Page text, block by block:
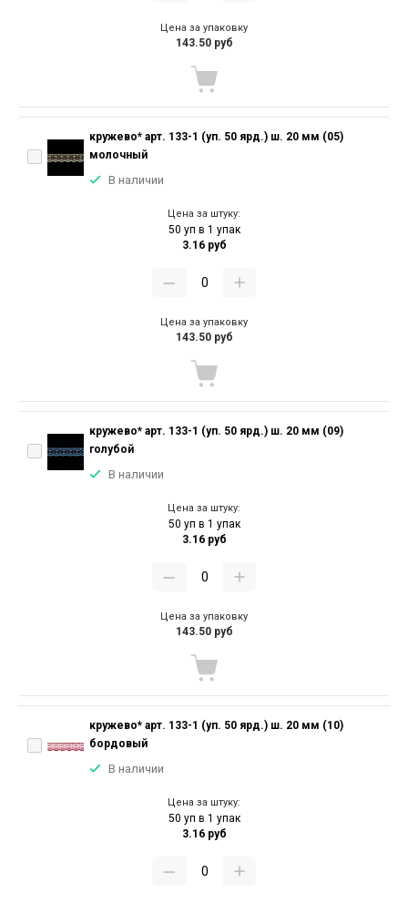
Цена за упаковку
143.50 руб
кружево* арт. 133-1 (уп. 50 ярд.) ш. 20 мм (05)
молочный
В наличии
Цена за штуку:
50 уп в 1 упак
3.16 руб
Цена за упаковку
143.50 руб
кружево* арт. 133-1 (уп. 50 ярд.) ш. 20 мм (09)
голубой
В наличии
Цена за штуку:
50 уп в 1 упак
3.16 руб
Цена за упаковку
143.50 руб
кружево* арт. 133-1 (уп. 50 ярд.) ш. 20 мм (10)
бордовый
В наличии
Цена за штуку:
50 уп в 1 упак
3.16 руб